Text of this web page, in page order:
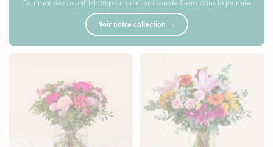
Commandez avant 17h00 pour une livraison de fleurs dans la journée
Voir notre collection →